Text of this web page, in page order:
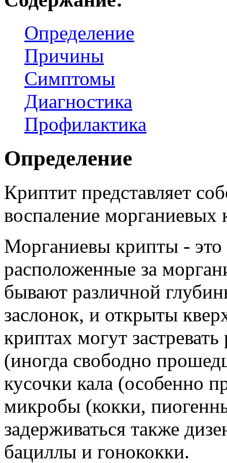
Определение
Причины
Симптомы
Диагностика
Профилактика
Определение
Криптит представляет
воспаление морганиевых
Морганиевы крипты -
расположенные за
бывают различной
заслонок, и открыты
криптах могут
(иногда свободно
кусочки кала (особенно
микробы (кокки,
задерживаться также
бациллы и гонококки.